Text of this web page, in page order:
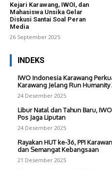
Kejari Karawang, IWOI, dan
Mahasiswa Unsika Gelar
Diskusi Santai Soal Peran
Media
26 September 2025
INDEKS
IWO Indonesia Karawang
Karawang Jelang Run Humanity
24 Desember 2025
Libur Natal dan Tahun Baru,
Pos Jaga Liputan
24 Desember 2025
Rayakan HUT ke-36, PPI
dan Semangat Kebangsaan
21 Desember 2025